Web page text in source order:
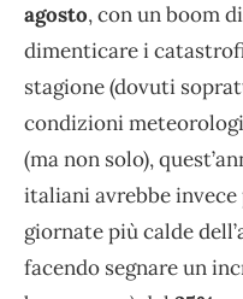
agosto, con un boom
dimenticare i
stagione (dovuti
condizioni
(ma non solo),
italiani avrebbe
giornate più calde
facendo segnare un